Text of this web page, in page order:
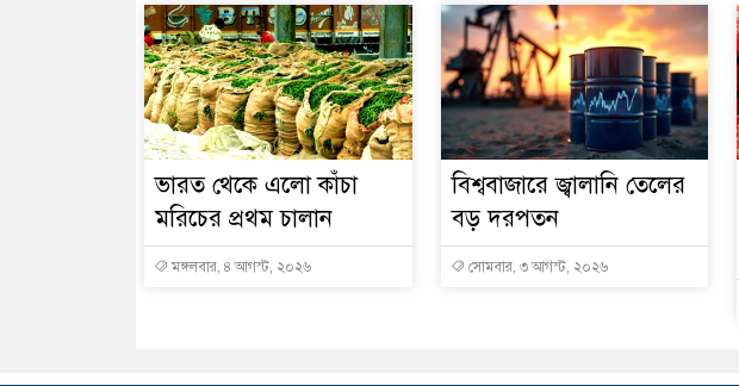
ভারত থেকে এলো কাঁচা
মরিচের প্রথম চালান
মঙ্গলবার, ৪ আগস্ট, ২০২৬
বিশ্ববাজারে জ্বালানি তেলের
বড় দরপতন
সোমবার, ৩ আগস্ট, ২০২৬